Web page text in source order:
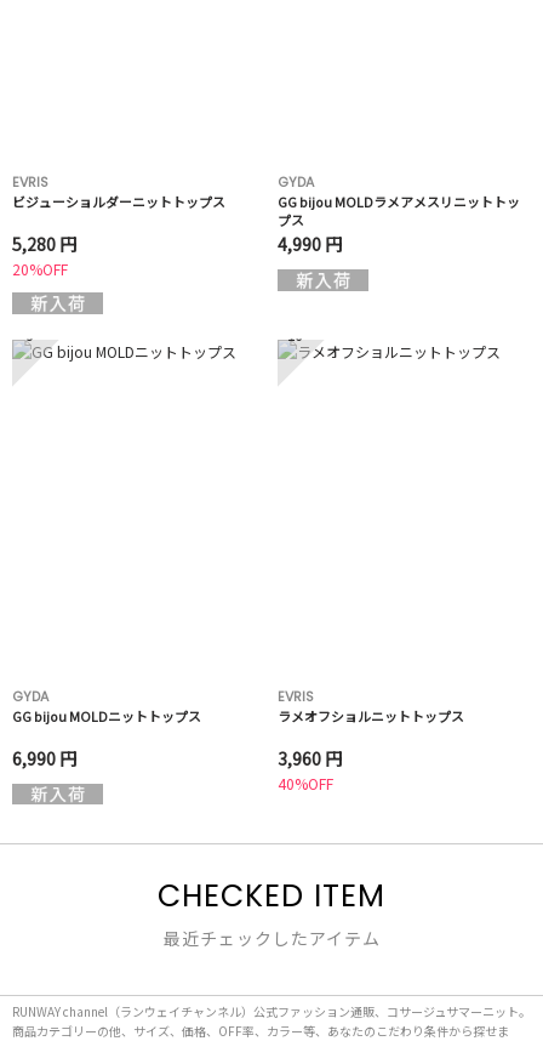
EVRIS
ビジューショルダーニットトップス
5,280 円
20%OFF
GYDA
GG bijou MOLDラメアメスリニットトッ
プス
4,990 円
9
GYDA
GG bijou MOLDニットトップス
6,990 円
10
EVRIS
ラメオフショルニットトップス
3,960 円
40%OFF
CHECKED ITEM
最近チェックしたアイテム
RUNWAY channel（ランウェイチャンネル）公式ファッション通販、コサージュサマーニット。
商品カテゴリーの他、サイズ、価格、OFF率、カラー等、あなたのこだわり条件から探せま